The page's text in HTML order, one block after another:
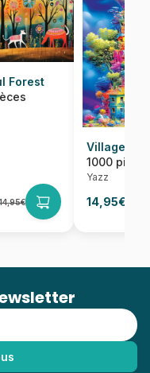
Forest
14,95€
Village
1000
Yazz
14,95€